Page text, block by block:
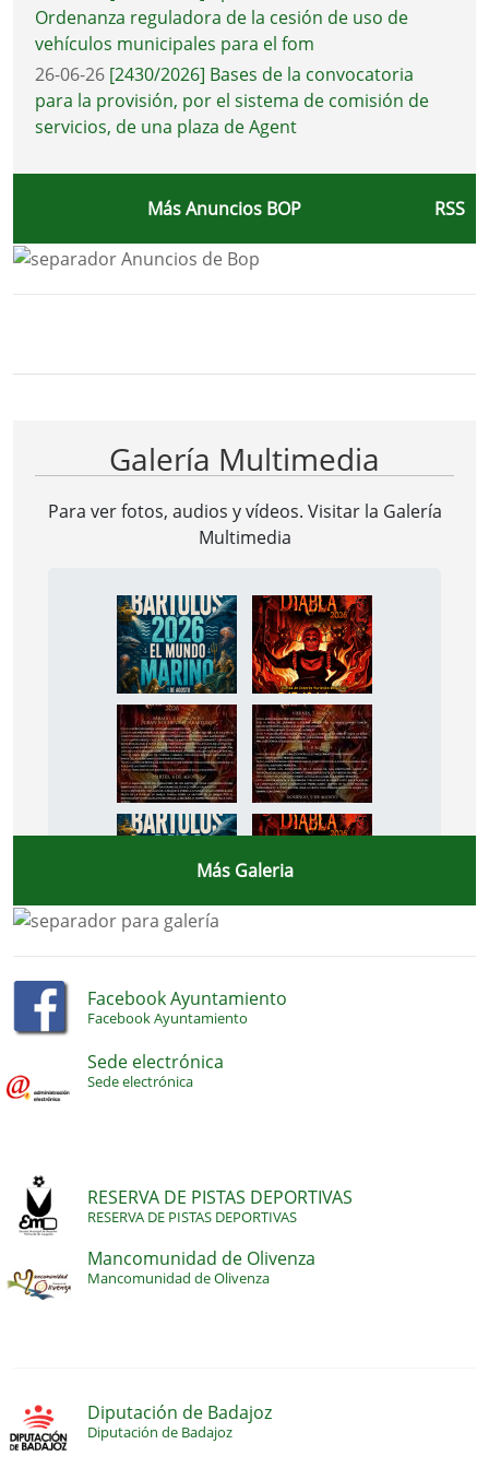
Ordenanza reguladora de la cesión de uso de
vehículos municipales para el fom
26-06-26 [2430/2026] Bases de la convocatoria
para la provisión, por el sistema de comisión de
servicios, de una plaza de Agent
Más Anuncios BOP RSS
Galería Multimedia
Para ver fotos, audios y vídeos. Visitar la Galería
Multimedia
Más Galeria
Facebook Ayuntamiento
Facebook Ayuntamiento
Sede electrónica
Sede electrónica
RESERVA DE PISTAS DEPORTIVAS
RESERVA DE PISTAS DEPORTIVAS
Mancomunidad de Olivenza
Mancomunidad de Olivenza
Diputación de Badajoz
Diputación de Badajoz